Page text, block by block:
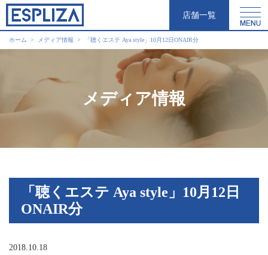
店舗一覧
ホーム メディア情報 「聴くエステ Aya style」10月12日ONAIR分
メディア情報
「聴くエステ Aya style」10月12日
ONAIR分
2018.10.18